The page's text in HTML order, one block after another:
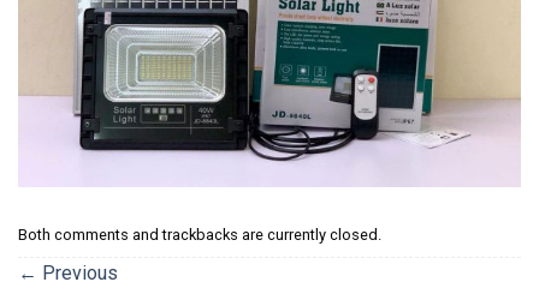
Both comments and trackbacks are currently closed.
← Previous